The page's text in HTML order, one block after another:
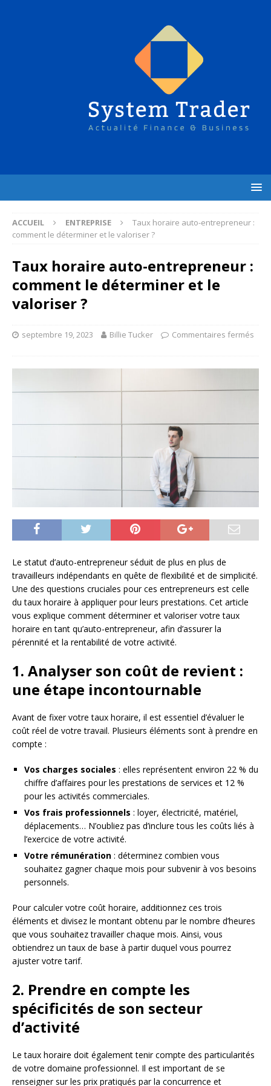
ACCUEIL ENTREPRISE
Taux horaire auto-entrepreneur :
comment le déterminer et le valoriser ?
Taux horaire auto-entrepreneur :
comment le déterminer et le
valoriser ?
septembre 19, 2023 Billie Tucker Commentaires fermés
Le statut d’auto-entrepreneur séduit de plus en plus de
travailleurs indépendants en quête de flexibilité et de simplicité.
Une des questions cruciales pour ces entrepreneurs est celle
du taux horaire à appliquer pour leurs prestations. Cet article
vous explique comment déterminer et valoriser votre taux
horaire en tant qu’auto-entrepreneur, afin d’assurer la
pérennité et la rentabilité de votre activité.
1. Analyser son coût de revient :
une étape incontournable
Avant de fixer votre taux horaire, il est essentiel d’évaluer le
coût réel de votre travail. Plusieurs éléments sont à prendre en
compte :
Vos charges sociales : elles représentent environ 22 % du
chiffre d’affaires pour les prestations de services et 12 %
pour les activités commerciales.
Vos frais professionnels : loyer, électricité, matériel,
déplacements… N’oubliez pas d’inclure tous les coûts liés à
l’exercice de votre activité.
Votre rémunération : déterminez combien vous
souhaitez gagner chaque mois pour subvenir à vos besoins
personnels.
Pour calculer votre coût horaire, additionnez ces trois
éléments et divisez le montant obtenu par le nombre d’heures
que vous souhaitez travailler chaque mois. Ainsi, vous
obtiendrez un taux de base à partir duquel vous pourrez
ajuster votre tarif.
2. Prendre en compte les
spécificités de son secteur
d’activité
Le taux horaire doit également tenir compte des particularités
de votre domaine professionnel. Il est important de se
renseigner sur les prix pratiqués par la concurrence et